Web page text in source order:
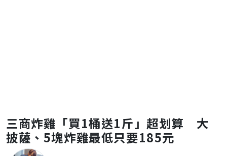
三商炸雞「買1桶送1斤」超划算 大
披薩、5塊炸雞最低只要185元